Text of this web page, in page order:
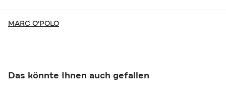
MARC O'POLO
Das könnte Ihnen auch gefallen